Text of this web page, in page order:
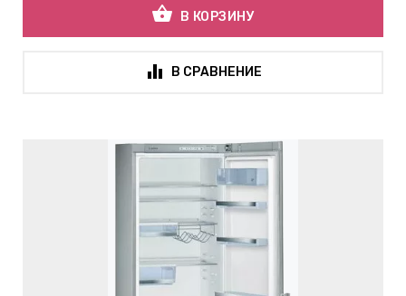
shopping_basket В КОРЗИНУ
В СРАВНЕНИЕ